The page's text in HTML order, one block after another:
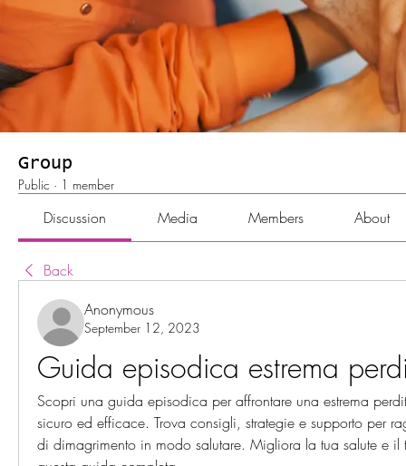
Group
Public · 1 member
Discussion Media Members About
Back
Anonymous
September 12, 2023
Guida episodica estrema
Scopri una guida episodica per affrontare una estrema
sicuro ed efficace. Trova consigli, strategie e supporto per
di dimagrimento in modo salutare. Migliora la tua salute e il